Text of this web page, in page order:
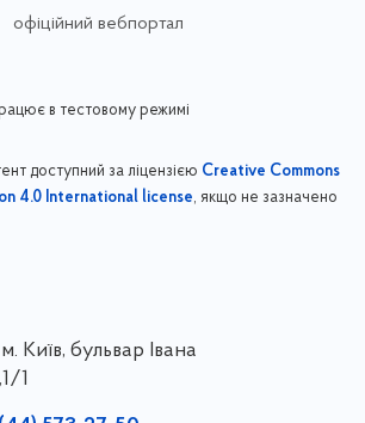
офіційний вебпортал
в тестовому режимі
доступний за ліцензією Creative Commons
4.0 International license, якщо не зазначено
Київ, бульвар Івана
1